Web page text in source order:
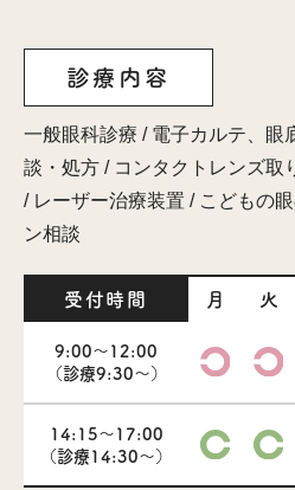
診療内容
一般眼科診療 / 電子カルテ、眼
談・処方 / コンタクトレンズ取
/ レーザー治療装置 / こどもの
ン相談
受付時間 月 火
9:00～12:00
（診療9:30～）
14:15～17:00
（診療14:30～）